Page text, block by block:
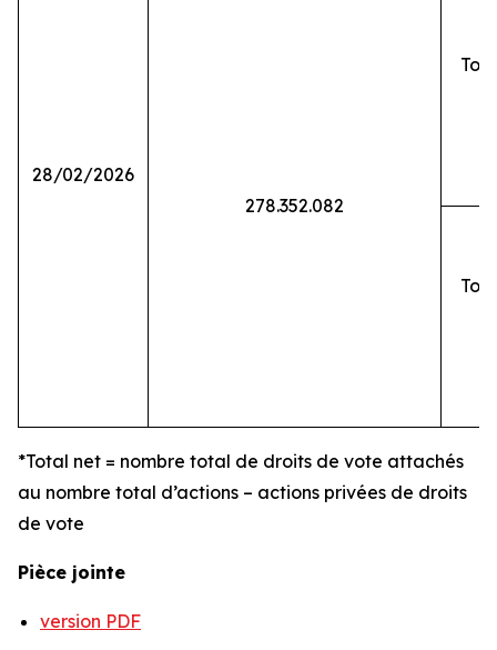
28/02/2026
278.352.082
*Total net = nombre total de droits de vote attachés
au nombre total d’actions – actions privées de droits
de vote
Pièce jointe
version PDF